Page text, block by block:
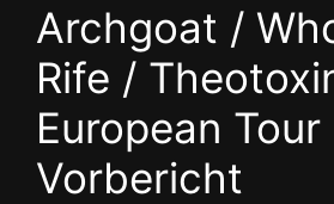
Archgoat /
Rife /
European
Vorbericht